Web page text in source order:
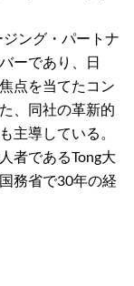
ング・パートナ
ーであり、日
点を当てたコン
、同社の革新的
主導している。
者であるTong大
務省で30年の経